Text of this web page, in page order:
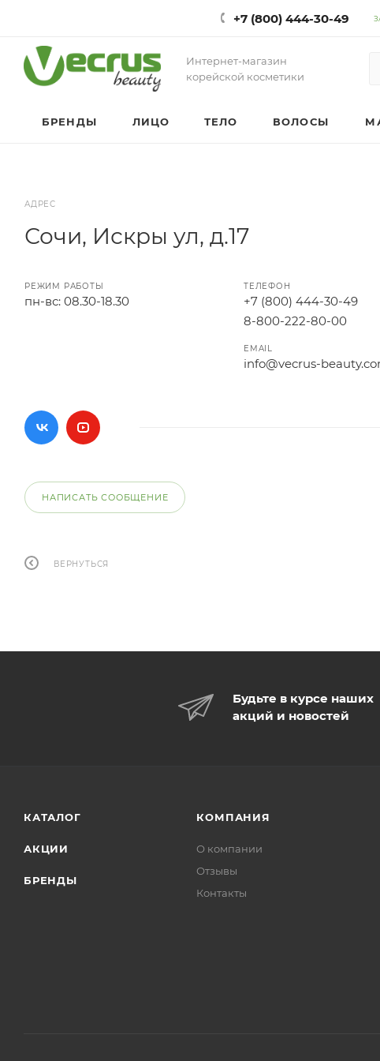
+7 (800) 444-30-49
Интернет-магазин
корейской косметики
БРЕНДЫ ЛИЦО ТЕЛО ВОЛОСЫ
АДРЕС
Сочи, Искры ул, д.17
РЕЖИМ РАБОТЫ
пн-вс: 08.30-18.30
ТЕЛЕФОН
+7 (800) 444-30-49
8-800-222-80-00
EMAIL
info@vecrus-
НАПИСАТЬ СООБЩЕНИЕ
ВЕРНУТЬСЯ
Будьте в курсе наших
акций и новостей
КАТАЛОГ
АКЦИИ
БРЕНДЫ
КОМПАНИЯ
О компании
Отзывы
Контакты